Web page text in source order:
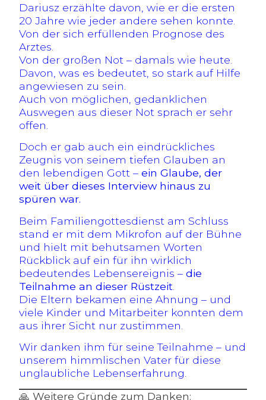
Dariusz erzählte davon, wie er die ersten
20 Jahre wie jeder andere sehen konnte.
Von der sich erfüllenden Prognose des
Arztes.
Von der großen Not – damals wie heute.
Davon, was es bedeutet, so stark auf Hilfe
angewiesen zu sein.
Auch von möglichen, gedanklichen
Auswegen aus dieser Not sprach er sehr
offen.
Doch er gab auch ein eindrückliches
Zeugnis von seinem tiefen Glauben an
den lebendigen Gott –ein Glaube, der
weit über dieses Interview hinaus zu
spüren war.
Beim Familiengottesdienst am Schluss
stand er mit dem Mikrofon auf der Bühne
und hielt mit behutsamen Worten
Rückblick auf ein für ihn wirklich
bedeutendes Lebensereignis –die
Teilnahme an dieser Rüstzeit
Die Eltern bekamen eine Ahnung – und
viele Kinder und Mitarbeiter konnten dem
aus ihrer Sicht nur zustimmen.
Wir danken ihm für seine Teilnahme – und
unserem himmlischen Vater für diese
unglaubliche Lebenserfahrung.
🙏 Weitere Gründe zum Danken: